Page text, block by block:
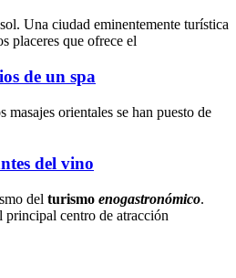
Una ciudad eminentemente turística
placeres que ofrece el
de un spa
masajes orientales se han puesto de
del vino
del turismo enogastronómico.
centro de atracción